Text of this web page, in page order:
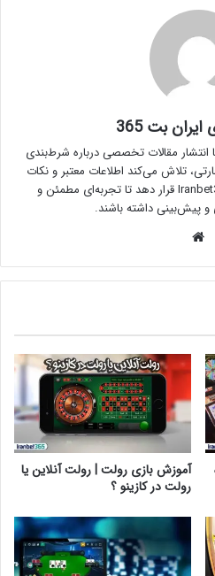
بت 365
تولید محتوای ایران بت 365 با انتشار مقالات تخصصی درباره شرط‌بندی
تلاش می‌کند اطلاعات معتبر و نکات
کاربردی را در اختیار کاربران Iranbet365 قرار دهد تا تجربه‌ای مطمئن و
و پیش‌بینی داشته باشند.
آموزش بازی رولت | رولت آنلاین یا
رولت در کازینو ؟